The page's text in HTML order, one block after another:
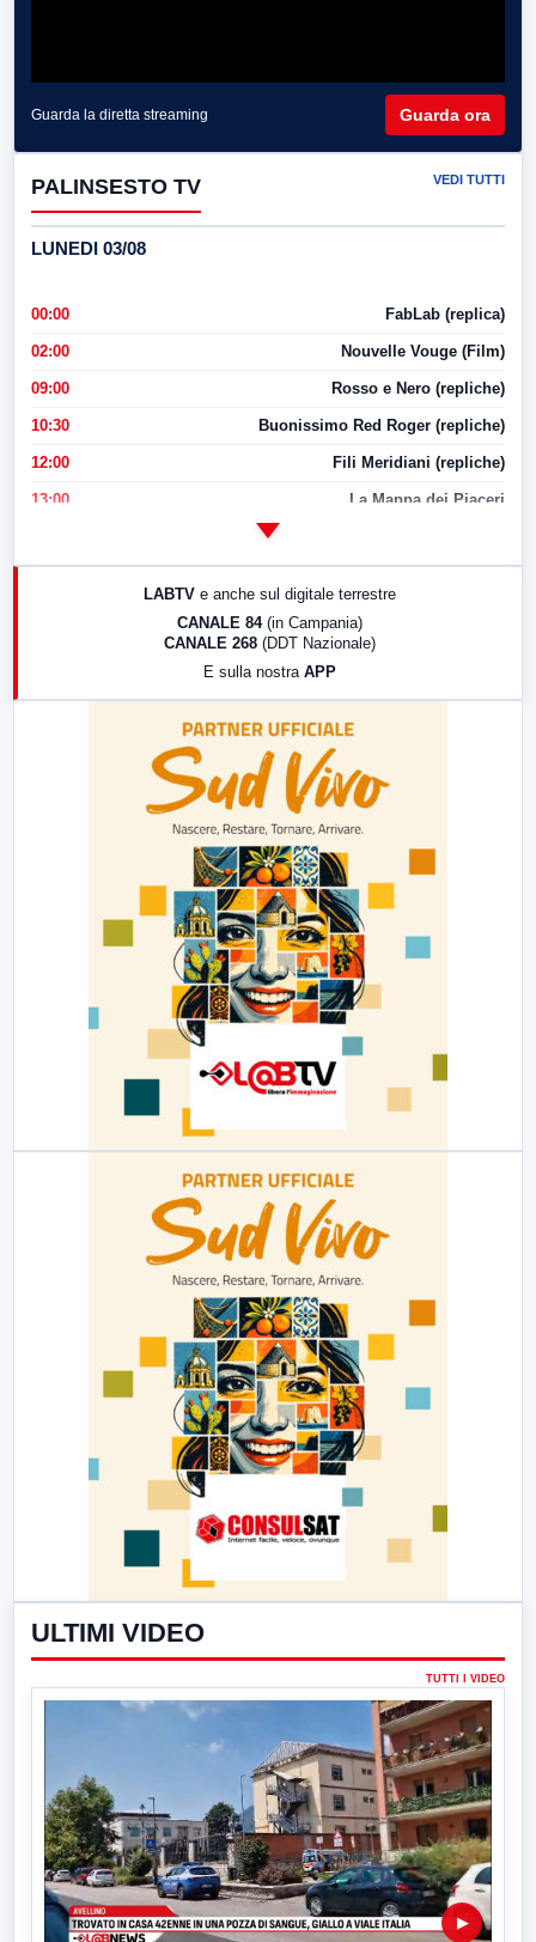
Guarda la diretta streaming Guarda ora
PALINSESTO TV VEDI TUTTI
LUNEDI 03/08
00:00 FabLab (replica)
02:00 Nouvelle Vouge (Film)
09:00 Rosso e Nero (repliche)
10:30 Buonissimo Red Roger (repliche)
12:00 Fili Meridiani (repliche)
13:00 La Mappa dei Piaceri
LABTV e anche sul digitale terrestre
CANALE 84 (in Campania)
CANALE 268 (DDT Nazionale)
E sulla nostra APP
ULTIMI VIDEO
TUTTI I VIDEO
▶